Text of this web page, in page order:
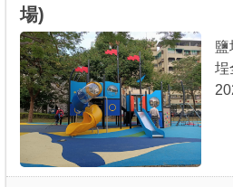
場)
鹽
埕